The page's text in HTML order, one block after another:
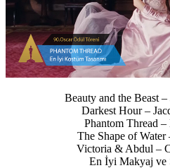
Beauty and the Beast
Darkest Hour –
Phantom Thread
The Shape of Water
Victoria & Abdul –
En İyi Makyaj ve